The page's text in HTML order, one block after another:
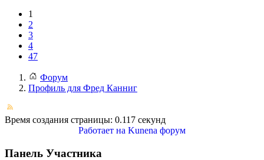
1
2
3
4
47
Форум
Профиль для Фред Канниг
Время создания страницы: 0.117 секунд
Работает на Kunena форум
Панель Участника